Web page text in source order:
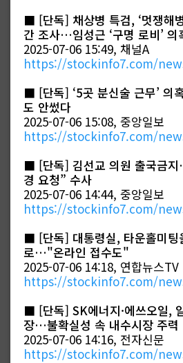
■ [단독] 채상병 특검, ‘멋쟁해
간 조사…임성근 ‘구명 로비’ 의
2025-07-06 15:49, 채널A
https://stockinfo7.com/
■ [단독] ‘5곳 분신술 근무’ 의
도 안썼다
2025-07-06 15:08, 중앙일보
https://stockinfo7.com/
■ [단독] 김선교 의원 출국금
경 요청” 수사
2025-07-06 14:44, 중앙일보
https://stockinfo7.com/
■ [단독] 대통령실, 타운홀미팅
로…"온라인 접수도"
2025-07-06 14:18, 연합뉴스TV
https://stockinfo7.com/
■ [단독] SK에너지·에쓰오일,
장…불확실성 속 내수시장 주력
2025-07-06 14:16, 전자신문
https://stockinfo7.com/